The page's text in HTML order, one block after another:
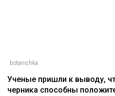
botanichka
Ученые пришли к выводу,
черника способны